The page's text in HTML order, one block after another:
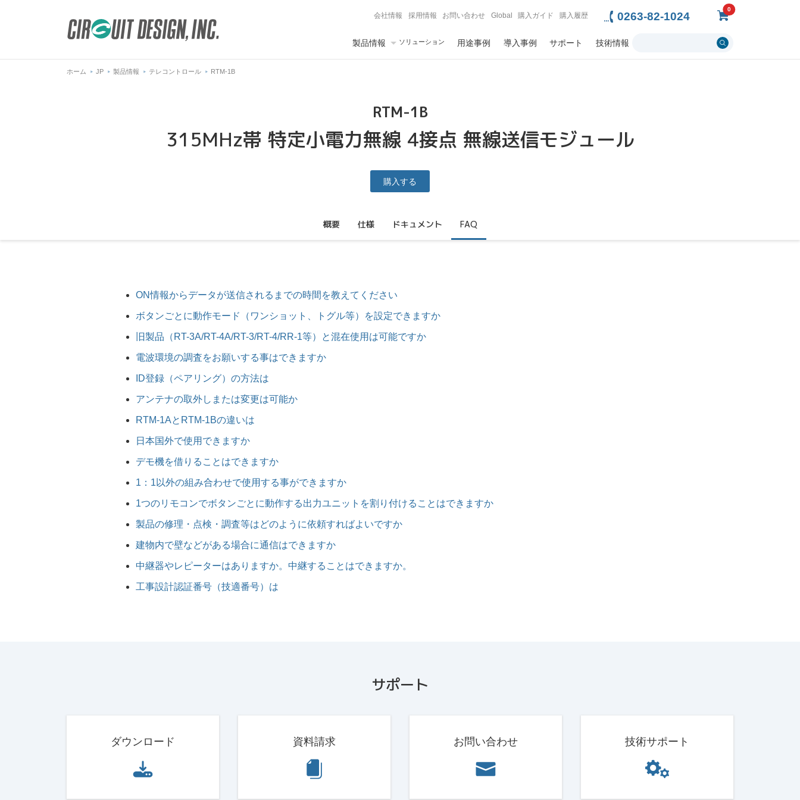
0
会社情報 採用情報 お問い合わせ Global 購入ガイド 購入履歴 0263-82-1024
製品情報 ソリューション 用途事例 導入事例 サポート 技術情報
ホーム JP 製品情報 テレコントロール RTM-1B
RTM-1B
315MHz帯 特定小電力無線 4接点 無線送信モジュール
購入する
概要 仕様 ドキュメント FAQ
ON情報からデータが送信されるまでの時間を教えてください
ボタンごとに動作モード（ワンショット、トグル等）を設定できますか
旧製品（RT-3A/RT-4A/RT-3/RT-4/RR-1等）と混在使用は可能ですか
電波環境の調査をお願いする事はできますか
ID登録（ペアリング）の方法は
アンテナの取外しまたは変更は可能か
RTM-1AとRTM-1Bの違いは
日本国外で使用できますか
デモ機を借りることはできますか
1：1以外の組み合わせで使用する事ができますか
1つのリモコンでボタンごとに動作する出力ユニットを割り付けることはできますか
製品の修理・点検・調査等はどのように依頼すればよいですか
建物内で壁などがある場合に通信はできますか
中継器やレピーターはありますか。中継することはできますか。
工事設計認証番号（技適番号）は
サポート
ダウンロード 資料請求 お問い合わせ 技術サポート